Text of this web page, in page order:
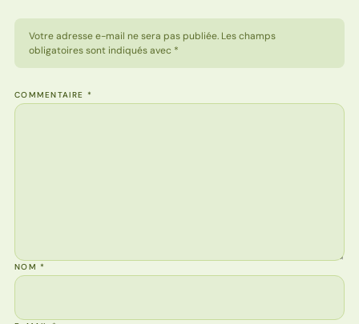
Votre adresse e-mail ne sera pas publiée. Les champs
obligatoires sont indiqués avec *
COMMENTAIRE *
NOM*